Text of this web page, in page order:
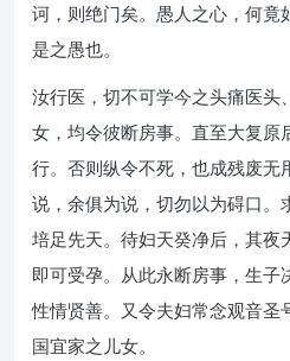
诃，则绝门矣。愚人之心，何竟
是之愚也。
汝行医，切不可学今之头痛医头
女，均令彼断房事。直至大复原
行。否则纵令不死，也成残废无
说，余俱为说，切勿以为碍口。
培足先天。待妇天癸净后，其夜
即可受孕。从此永断房事，生子
性情贤善。又令夫妇常念观音圣
国宜家之儿女。